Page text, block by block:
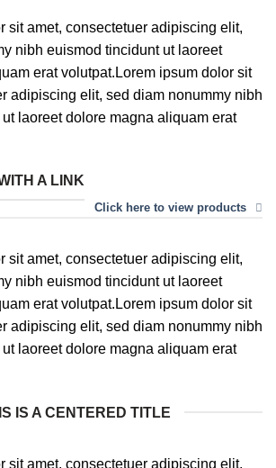
sit amet, consectetuer adipiscing elit,
nibh euismod tincidunt ut laoreet
erat volutpat.Lorem ipsum dolor sit
adipiscing elit, sed diam nonummy nibh
laoreet dolore magna aliquam erat
A LINK
Click here to view products
sit amet, consectetuer adipiscing elit,
nibh euismod tincidunt ut laoreet
erat volutpat.Lorem ipsum dolor sit
adipiscing elit, sed diam nonummy nibh
laoreet dolore magna aliquam erat
IS A CENTERED TITLE
sit amet, consectetuer adipiscing elit,